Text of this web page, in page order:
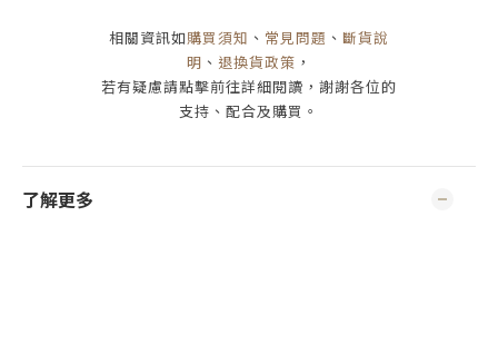
相關資訊如購買須知 、 常見問題 、 斷貨說
明 、 退換貨政策 ，
若有疑慮請點擊前往詳細閱讀，謝謝各位的
支持、配合及購買 。
了解更多